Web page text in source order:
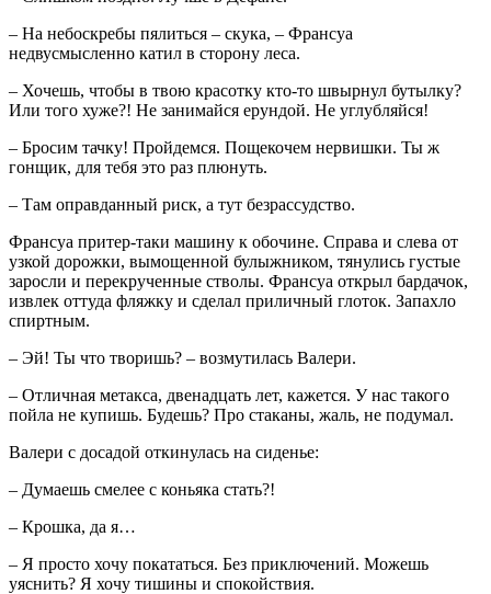
– На небоскребы пялиться – скука, – Франсуа
недвусмысленно катил в сторону леса.
– Хочешь, чтобы в твою красотку кто-то швырнул бутылку?
Или того хуже?! Не занимайся ерундой. Не углубляйся!
– Бросим тачку! Пройдемся. Пощекочем нервишки. Ты ж
гонщик, для тебя это раз плюнуть.
– Там оправданный риск, а тут безрассудство.
Франсуа притер-таки машину к обочине. Справа и слева от
узкой дорожки, вымощенной булыжником, тянулись густые
заросли и перекрученные стволы. Франсуа открыл бардачок,
извлек оттуда фляжку и сделал приличный глоток. Запахло
спиртным.
– Эй! Ты что творишь? – возмутилась Валери.
– Отличная метакса, двенадцать лет, кажется. У нас такого
пойла не купишь. Будешь? Про стаканы, жаль, не подумал.
Валери с досадой откинулась на сиденье:
– Думаешь смелее с коньяка стать?!
– Крошка, да я…
– Я просто хочу покататься. Без приключений. Можешь
уяснить? Я хочу тишины и спокойствия.